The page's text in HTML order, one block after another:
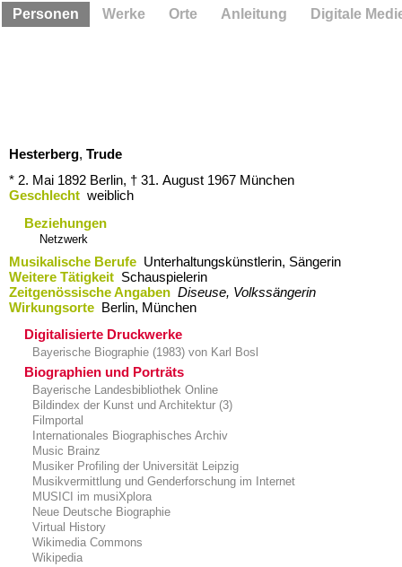
Hesterberg, Trude
* 2. Mai 1892 Berlin, † 31. August 1967 München
Geschlecht weiblich
Beziehungen
Netzwerk
Musikalische Berufe Unterhaltungskünstlerin, Sängerin
Weitere Tätigkeit Schauspielerin
Zeitgenössische Angaben Diseuse, Volkssängerin
Wirkungsorte Berlin,​ München
Digitalisierte Druckwerke
Bayerische Biographie (1983) von Karl Bosl
Biographien und Porträts
Bayerische Landesbibliothek Online
Bildindex der Kunst und Architektur (3)
Filmportal
Internationales Biographisches Archiv
Music Brainz
Musiker Profiling der Universität Leipzig
Musikvermittlung und Genderforschung im Internet
MUSICI im musiXplora
Neue Deutsche Biographie
Virtual History
Wikimedia Commons
Wikipedia
Personen Werke Orte Anleitung Digitale